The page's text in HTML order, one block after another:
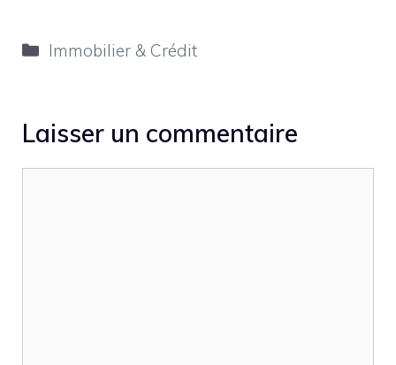
Catégories
Immobilier & Crédit
Laisser un commentaire